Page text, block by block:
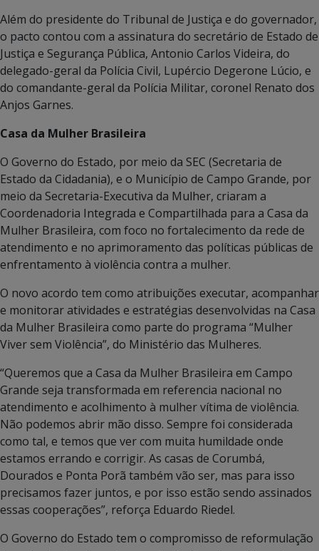
Além do presidente do Tribunal de Justiça e do governador,
o pacto contou com a assinatura do secretário de Estado de
Justiça e Segurança Pública, Antonio Carlos Videira, do
delegado-geral da Polícia Civil, Lupércio Degerone Lúcio, e
do comandante-geral da Polícia Militar, coronel Renato dos
Anjos Garnes.
Casa da Mulher Brasileira
O Governo do Estado, por meio da SEC (Secretaria de
Estado da Cidadania), e o Município de Campo Grande, por
meio da Secretaria-Executiva da Mulher, criaram a
Coordenadoria Integrada e Compartilhada para a Casa da
Mulher Brasileira, com foco no fortalecimento da rede de
atendimento e no aprimoramento das políticas públicas de
enfrentamento à violência contra a mulher.
O novo acordo tem como atribuições executar, acompanhar
e monitorar atividades e estratégias desenvolvidas na Casa
da Mulher Brasileira como parte do programa “Mulher
Viver sem Violência”, do Ministério das Mulheres.
“Queremos que a Casa da Mulher Brasileira em Campo
Grande seja transformada em referencia nacional no
atendimento e acolhimento à mulher vítima de violência.
Não podemos abrir mão disso. Sempre foi considerada
como tal, e temos que ver com muita humildade onde
estamos errando e corrigir. As casas de Corumbá,
Dourados e Ponta Porã também vão ser, mas para isso
precisamos fazer juntos, e por isso estão sendo assinados
essas cooperações”, reforça Eduardo Riedel.
O Governo do Estado tem o compromisso de reformulação